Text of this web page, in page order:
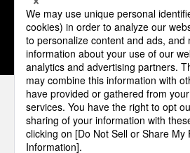
1 2 3 4
パナソニックの電気設備